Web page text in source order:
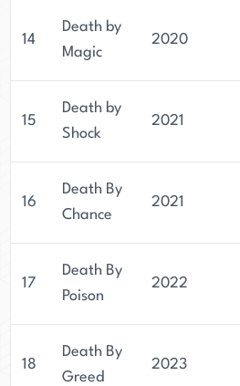
14
Death by
Magic
2020
15
Death by
Shock
2021
16
Death By
Chance
2021
17
Death By
Poison
2022
18
Death By
Greed
2023